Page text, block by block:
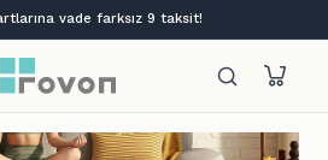
%12 indirim + ilk siparişe %10